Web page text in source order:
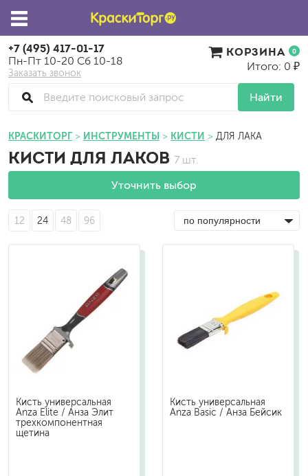
+7 (495) 417-01-17
Пн-Пт 10-20 Сб 10-18
Заказать звонок
Найти
КОРЗИНА 0
Итого: 0 ₽
КРАСКИТОРГ ИНСТРУМЕНТЫ КИСТИ ДЛЯ ЛАКА
КИСТИ ДЛЯ ЛАКОВ 7 шт.
Уточнить выбор
12 24 48 96
Кисть универсальная
Anza Elite / Анза Элит
трехкомпонентная
щетина
Кисть универсальная
Anza Basic / Анза Бейсик